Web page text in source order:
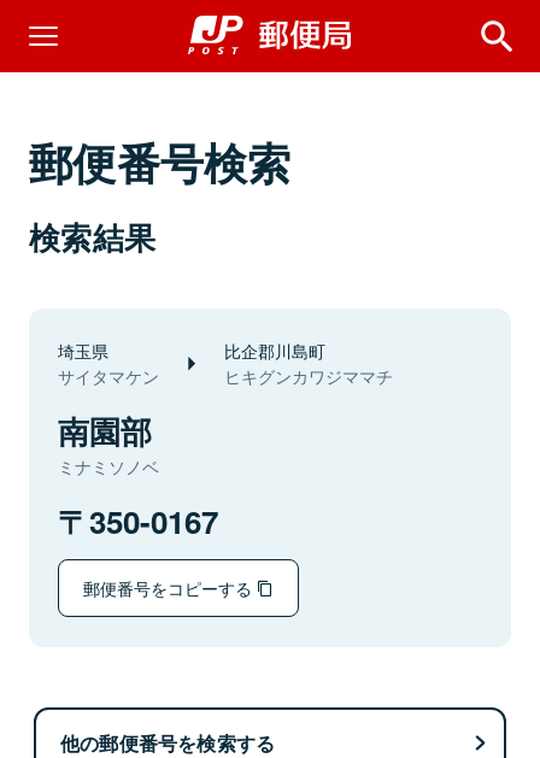
郵便番号検索
検索結果
埼玉県
サイタマケン
比企郡川島町
ヒキグンカワジママチ
南園部
ミナミソノベ
350-0167
郵便番号をコピーする
他の郵便番号を検索する